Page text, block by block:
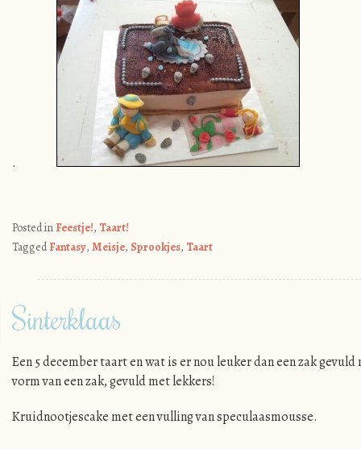
.
Posted in Feestje!, Taart!
TaggedFantasy, Meisje, Sprookjes, Taart
Sinterklaas
Een 5 december taart en wat is er nou leuker dan een zak
vorm van een zak, gevuld met lekkers!
Kruidnootjescake met een vulling van speculaasmousse.